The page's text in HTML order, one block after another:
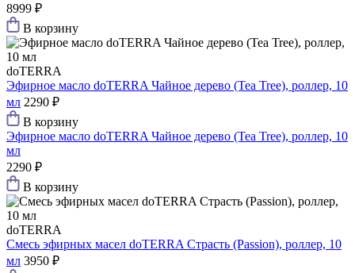
8999 ₽
В корзину
doTERRA
Эфирное масло doTERRA Чайное дерево (Tea Tree), роллер, 10
мл 2290 ₽
В корзину
Эфирное масло doTERRA Чайное дерево (Tea Tree), роллер, 10
мл
2290 ₽
В корзину
doTERRA
Смесь эфирных масел doTERRA Страсть (Passion), роллер, 10
мл 3950 ₽